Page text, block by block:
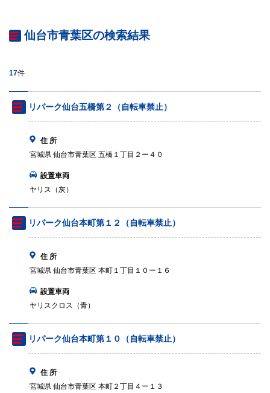
仙台市青葉区の検索結果
17件
リパーク仙台五橋第２（自転車禁止）
住 所
宮城県 仙台市青葉区 五橋１丁目２ー４０
設置車両
ヤリス（灰）
リパーク仙台本町第１２（自転車禁止）
住 所
宮城県 仙台市青葉区 本町１丁目１０ー１６
設置車両
ヤリスクロス（青）
リパーク仙台本町第１０（自転車禁止）
住 所
宮城県 仙台市青葉区 本町２丁目４ー１３